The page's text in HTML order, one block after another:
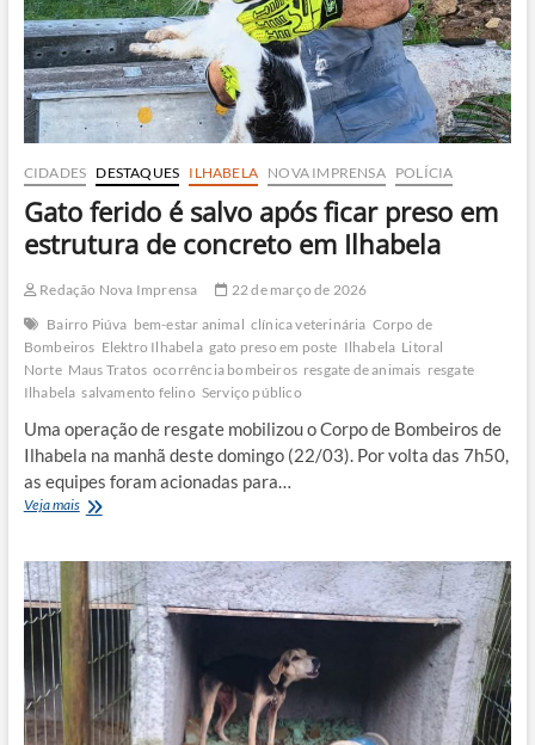
CIDADES DESTAQUES ILHABELA NOVA IMPRENSA POLÍCIA
Gato ferido é salvo após ficar preso em
estrutura de concreto em Ilhabela
Redação Nova Imprensa
22 de março de 2026
Bairro Piúva bem-estar animal clínica veterinária Corpo de
Bombeiros Elektro Ilhabela gato preso em poste Ilhabela Litoral
Norte Maus Tratos ocorrência bombeiros resgate de animais resgate
Ilhabela salvamento felino Serviço público
Uma operação de resgate mobilizou o Corpo de Bombeiros de
Ilhabela na manhã deste domingo (22/03). Por volta das 7h50,
as equipes foram acionadas para…
Veja maisGato
salvo
após
ficar
preso
em
estrutura
concreto